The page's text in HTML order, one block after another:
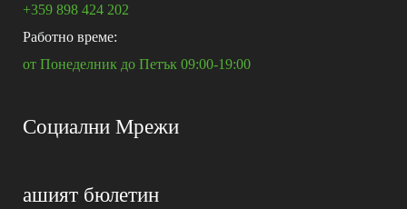
+359 898 424 202
Работно време:
от Понеделник до Петък 09:00-19:00
Социални Мрежи
ашият бюлетин